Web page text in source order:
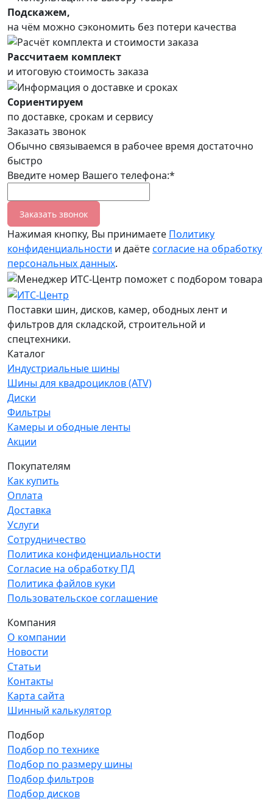
Подскажем,
на чём можно сэкономить без потери качества
Рассчитаем комплект
и итоговую стоимость заказа
Сориентируем
по доставке, срокам и сервису
Заказать звонок
Обычно связываемся в рабочее время достаточно
быстро
Введите номер Вашего телефона:*
Заказать звонок
Нажимая кнопку, Вы принимаете Политику
конфиденциальности и даётесогласие на обработку
персональных данных.
Поставки шин, дисков, камер, ободных лент и
фильтров для складской, строительной и
спецтехники.
Каталог
Индустриальные шины
Шины для квадроциклов (ATV)
Диски
Фильтры
Камеры и ободные ленты
Акции
Покупателям
Как купить
Оплата
Доставка
Услуги
Сотрудничество
Политика конфиденциальности
Согласие на обработку ПД
Политика файлов куки
Пользовательское соглашение
Компания
О компании
Новости
Статьи
Контакты
Карта сайта
Шинный калькулятор
Подбор
Подбор по технике
Подбор по размеру шины
Подбор фильтров
Подбор дисков